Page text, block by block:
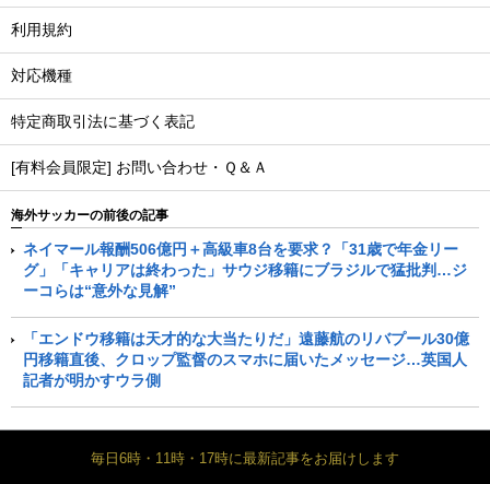
利用規約
対応機種
特定商取引法に基づく表記
[有料会員限定] お問い合わせ・Ｑ＆Ａ
海外サッカーの前後の記事
ネイマール報酬506億円＋高級車8台を要求？「31歳で年金リー
グ」「キャリアは終わった」サウジ移籍にブラジルで猛批判…ジ
ーコらは“意外な見解”
「エンドウ移籍は天才的な大当たりだ」遠藤航のリバプール30億
円移籍直後、クロップ監督のスマホに届いたメッセージ…英国人
記者が明かすウラ側
毎日6時・11時・17時に最新記事をお届けします